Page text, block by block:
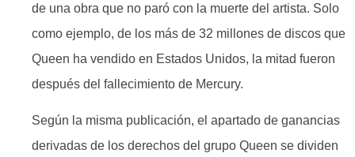
de una obra que no paró con la muerte del artista. Solo
como ejemplo, de los más de 32 millones de discos que
Queen ha vendido en Estados Unidos, la mitad fueron
después del fallecimiento de Mercury.
Según la misma publicación, el apartado de ganancias
derivadas de los derechos del grupo Queen se dividen